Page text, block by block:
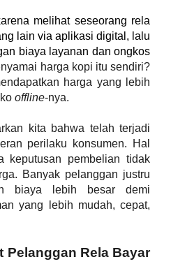
melihat seseorang rela
lain via aplikasi digital, lalu
harga kopi itu sendiri?
harga yang lebih
offline-nya.
kita bahwa telah terjadi
perilaku konsumen. Hal
keputusan pembelian tidak
Banyak pelanggan justru
biaya lebih besar demi
yang lebih mudah, cepat,
Pelanggan Rela Bayar